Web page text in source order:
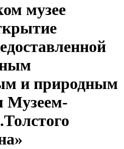
музее
и природным
Музеем-